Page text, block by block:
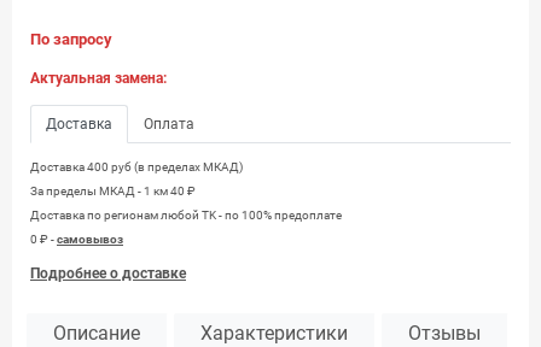
По запросу
Актуальная замена:
Доставка Оплата
Доставка 400 руб (в пределах МКАД)
За пределы МКАД - 1 км 40 ₽
Доставка по регионам любой TK - по 100% предоплате
0 ₽ -самовывоз
Подробнее о доставке
Описание Характеристики Отзывы